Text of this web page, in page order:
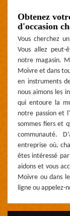
Obtenez
d'occasion
Vous cherchez
Vous allez peut-
notre magasin.
Moivre et dans
en instruments
nous aimons les
qui entoure la
notre passion et
sommes fiers et
communauté.
entreprise où,
êtes intéressé
aidons et vous
Moivre ou dans
ligne ou appelez-